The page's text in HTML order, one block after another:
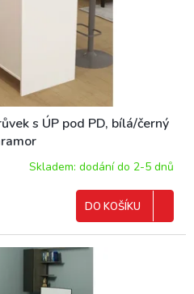
s ÚP pod PD, bílá/černý
Skladem: dodání do 2-5 dnů
DO KOŠÍKU